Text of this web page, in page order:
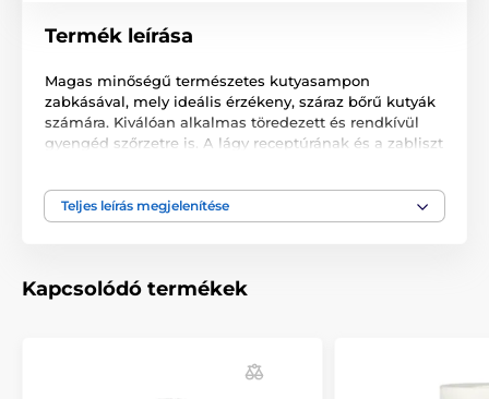
Termék leírása
Magas minőségű természetes kutyasampon
zabkásával, mely ideális érzékeny, száraz bőrű kutyák
számára. Kiválóan alkalmas töredezett és rendkívül
gyengéd szőrzetre is. A lágy receptúrának és a zabliszt
hidratációját.
Összetevők: víz, nátrium-laureth-szulfát,
polikvaternium 7, nátrium-klorid, kokamidopropil-
Teljes leírás megjelenítése
Kapcsolódó termékek